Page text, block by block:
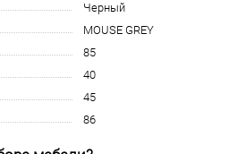
Черный
MOUSE GREY
85
40
45
86